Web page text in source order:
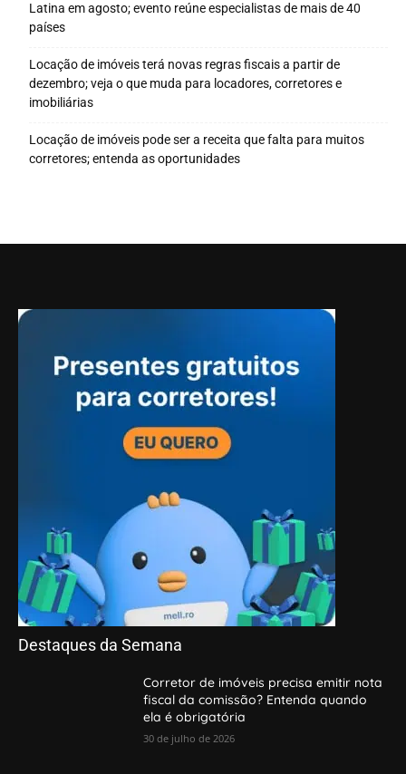
Latina em agosto; evento reúne especialistas de mais de 40
países
Locação de imóveis terá novas regras fiscais a partir de
dezembro; veja o que muda para locadores, corretores e
imobiliárias
Locação de imóveis pode ser a receita que falta para muitos
corretores; entenda as oportunidades
Destaques da Semana
Corretor de imóveis precisa emitir nota
fiscal da comissão? Entenda quando
ela é obrigatória
30 de julho de 2026